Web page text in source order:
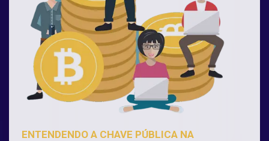
ENTENDENDO A CHAVE PÚBLICA NA